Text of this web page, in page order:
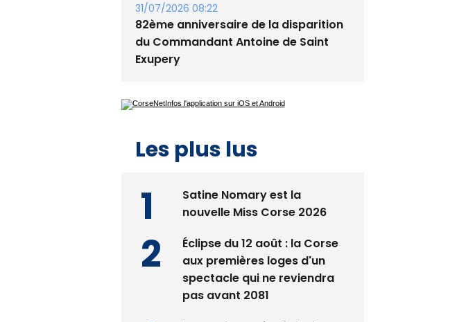
31/07/2026 08:22
82ème anniversaire de la disparition
du Commandant Antoine de Saint
Exupery
Les plus lus
Satine Nomary est la
nouvelle Miss Corse 2026
Éclipse du 12 août : la Corse
aux premières loges d'un
spectacle qui ne reviendra
pas avant 2081